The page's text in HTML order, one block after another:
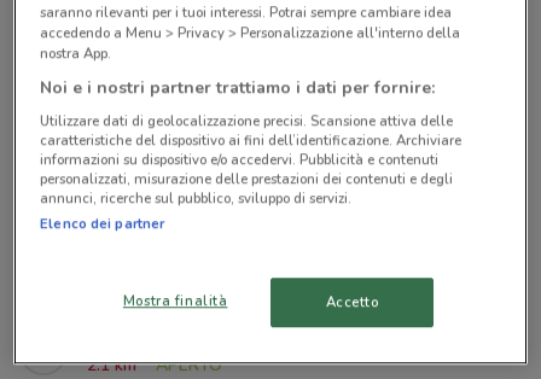
© OpenStreetMap contributors
Via Ferdinando Fuga 38/44 Caserta
1.4 km
APERTO
2.1 km
APERTO
saranno rilevanti per i tuoi interessi. Potrai sempre cambiare idea
accedendo a Menu > Privacy > Personalizzazione all'interno della
nostra App.
Noi e i nostri partner trattiamo i dati per fornire:
Utilizzare dati di geolocalizzazione precisi. Scansione attiva delle
caratteristiche del dispositivo ai fini dell’identificazione. Archiviare
informazioni su dispositivo e/o accedervi. Pubblicità e contenuti
personalizzati, misurazione delle prestazioni dei contenuti e degli
annunci, ricerche sul pubblico, sviluppo di servizi.
Elenco dei partner
Mostra finalità Accetto